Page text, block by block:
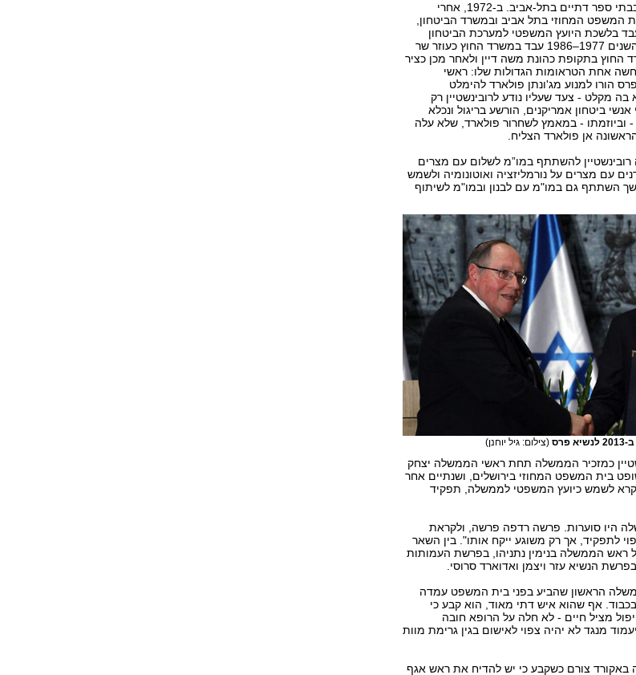
את שנות לימודיו עשה רובינשטיין בבתי ספר דתיים בתל-אביב. ב-1972, אחרי
המשפט המחוזי בתל אביב ובמשרד הביטחון,
עבד בלשכת היועץ המשפטי למערכת הביטחון
כששר הביטחון היה משה דיין. בין השנים 1977–1986 עבד במשרד החוץ כעוזר שר
החוץ בתקופת כהונת משה דיין ולאחר מכן כציר
אחת הטראומות הגדולות שלו: ראשי
הורו למנוע מג'ונתן פולארד להימלט
בה מקלט - צעד שעליו נודע לרובינשטיין רק
ביטחון אמריקנים, הורשע בריגול ונכלא
- וביוזמתו - במאמץ לשחרור פולארד, שלא עלה
אן פולארד הצליח.
להשתתף במו”מ לשלום עם מצרים
להיות בין הדנים עם מצרים על נורמליזציה ואוטונומיה ולשמש
השתתף גם במו"מ עם לבנון ובמו"מ לשיתוף
(צילום: גיל יוחנן)
1986 כיהן רובינשטיין כמזכיר הממשלה תחת ראשי הממשלה יצחק
רבין. ב-1995 מונה לשופט בית המשפט המחוזי בירושלים, ושנתיים אחר
לשמש כיועץ המשפטי לממשלה, תפקיד
היו סוערות. פרשה רדפה פרשה, ולקראת
לתפקיד, אך רק משוגע ייקח אותו". בין השאר
הממשלה בנימין נתניהו, בפרשת העמותות
הנשיא עזר ויצמן ואדוארד סרוסי.
הראשון שהביע בפני בית המשפט עמדה
אף שהוא איש דתי מאוד, הוא קבע כי
מציל חיים - לא חלה על הרופא חובה
מנגד לא יהיה צפוי לאישום בגין גרימת מוות
צורם כשקבע כי יש להדיח את ראש אגף